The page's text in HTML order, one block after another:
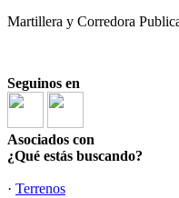
Martillera y Corredora
Seguinos en
Asociados con
¿Qué estás buscando?
· Terrenos